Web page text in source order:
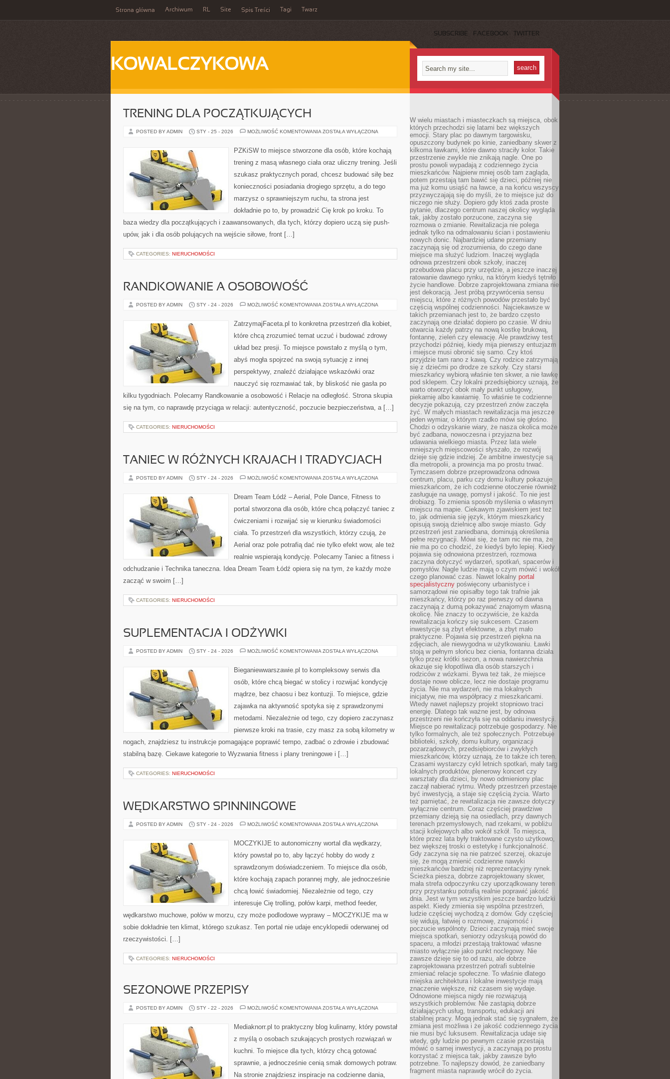
Strona główna Archiwum RL Site Spis Treści Tagi Twarz
SUBSCRIBE FACEBOOK TWITTER
KOWALCZYKOWA
TRENING DLA POCZĄTKUJĄCYCH
POSTED BY ADMIN STY - 25 - 2026 MOŻLIWOŚĆ KOMENTOWANIA TRENING
ZOSTAŁA WYŁĄCZONA
PZKiSW to miejsce stworzone dla osób, które kochają
trening z masą własnego ciała oraz uliczny trening. Jeśli
szukasz praktycznych porad, chcesz budować siłę bez
konieczności posiadania drogiego sprzętu, a do tego
marzysz o sprawniejszym ruchu, ta strona jest
dokładnie po to, by prowadzić Cię krok po kroku. To
baza wiedzy dla początkujących i zaawansowanych, dla tych, którzy dopiero uczą się push-
upów, jak i dla osób polujących na wejście siłowe, front […]
CATEGORIES: NIERUCHOMOŚCI
RANDKOWANIE A OSOBOWOŚĆ
POSTED BY ADMIN STY - 24 - 2026 MOŻLIWOŚĆ KOMENTOWANIA RANDKOWANIE
ZOSTAŁA WYŁĄCZONA
ZatrzymajFaceta.pl to konkretna przestrzeń dla kobiet,
które chcą zrozumieć temat uczuć i budować zdrowy
układ bez presji. To miejsce powstało z myślą o tym,
abyś mogła spojrzeć na swoją sytuację z innej
perspektywy, znaleźć działające wskazówki oraz
nauczyć się rozmawiać tak, by bliskość nie gasła po
kilku tygodniach. Polecamy Randkowanie a osobowość i Relacje na odległość. Strona skupia
się na tym, co naprawdę przyciąga w relacji: autentyczność, poczucie bezpieczeństwa, a […]
CATEGORIES: NIERUCHOMOŚCI
TANIEC W RÓŻNYCH KRAJACH I TRADYCJACH
POSTED BY ADMIN STY - 24 - 2026 MOŻLIWOŚĆ KOMENTOWANIA TANIEC
KRAJACH
I
ZOSTAŁA WYŁĄCZONA
Dream Team Łódź – Aerial, Pole Dance, Fitness to
portal stworzona dla osób, które chcą połączyć taniec z
ćwiczeniami i rozwijać się w kierunku świadomości
ciała. To przestrzeń dla wszystkich, którzy czują, że
Aerial oraz pole potrafią dać nie tylko efekt wow, ale też
realnie wspierają kondycję. Polecamy Taniec a fitness i
odchudzanie i Technika taneczna. Idea Dream Team Łódź opiera się na tym, że każdy może
zacząć w swoim […]
CATEGORIES: NIERUCHOMOŚCI
SUPLEMENTACJA I ODŻYWKI
POSTED BY ADMIN STY - 24 - 2026 MOŻLIWOŚĆ KOMENTOWANIA SUPLEMENTACJA
ZOSTAŁA WYŁĄCZONA
Bieganiewwarszawie.pl to kompleksowy serwis dla
osób, które chcą biegać w stolicy i rozwijać kondycję
mądrze, bez chaosu i bez kontuzji. To miejsce, gdzie
zajawka na aktywność spotyka się z sprawdzonymi
metodami. Niezależnie od tego, czy dopiero zaczynasz
pierwsze kroki na trasie, czy masz za sobą kilometry w
nogach, znajdziesz tu instrukcje pomagające poprawić tempo, zadbać o zdrowie i zbudować
stabilną bazę. Ciekawe kategorie to Wyzwania fitness i plany treningowe i […]
CATEGORIES: NIERUCHOMOŚCI
WĘDKARSTWO SPINNINGOWE
POSTED BY ADMIN STY - 24 - 2026 MOŻLIWOŚĆ KOMENTOWANIA WĘDKARSTWO
ZOSTAŁA WYŁĄCZONA
MOCZYKIJE to autonomiczny wortal dla wędkarzy,
który powstał po to, aby łączyć hobby do wody z
sprawdzonym doświadczeniem. To miejsce dla osób,
które kochają zapach porannej mgły, ale jednocześnie
chcą łowić świadomiej. Niezależnie od tego, czy
interesuje Cię trolling, połów karpi, method feeder,
wędkarstwo muchowe, połów w morzu, czy może podlodowe wyprawy – MOCZYKIJE ma w
sobie dokładnie ten klimat, którego szukasz. Ten portal nie udaje encyklopedii oderwanej od
rzeczywistości. […]
CATEGORIES: NIERUCHOMOŚCI
SEZONOWE PRZEPISY
POSTED BY ADMIN STY - 22 - 2026 MOŻLIWOŚĆ KOMENTOWANIA SEZONOWE
ZOSTAŁA WYŁĄCZONA
Mediaknorr.pl to praktyczny blog kulinarny, który powstał
z myślą o osobach szukających prostych rozwiązań w
kuchni. To miejsce dla tych, którzy chcą gotować
sprawnie, a jednocześnie cenią smak domowych potraw.
Na stronie znajdziesz inspiracje na codzienne dania,
W wielu miastach i miasteczkach są miejsca, obok
których przechodzi się latami bez większych
emocji. Stary plac po dawnym targowisku,
opuszczony budynek po kinie, zaniedbany skwer z
kilkoma ławkami, które dawno straciły kolor. Takie
przestrzenie zwykle nie znikają nagle. One po
prostu powoli wypadają z codziennego życia
mieszkańców. Najpierw mniej osób tam zagląda,
potem przestają tam bawić się dzieci, później nie
ma już komu usiąść na ławce, a na końcu wszyscy
przyzwyczajają się do myśli, że to miejsce już do
niczego nie służy. Dopiero gdy ktoś zada proste
pytanie, dlaczego centrum naszej okolicy wygląda
tak, jakby zostało porzucone, zaczyna się
rozmowa o zmianie. Rewitalizacja nie polega
jednak tylko na odmalowaniu ścian i postawieniu
nowych donic. Najbardziej udane przemiany
zaczynają się od zrozumienia, do czego dane
miejsce ma służyć ludziom. Inaczej wygląda
odnowa przestrzeni obok szkoły, inaczej
przebudowa placu przy urzędzie, a jeszcze inaczej
ratowanie dawnego rynku, na którym kiedyś tętniło
życie handlowe. Dobrze zaprojektowana zmiana nie
jest dekoracją. Jest próbą przywrócenia sensu
miejscu, które z różnych powodów przestało być
częścią wspólnej codzienności. Najciekawsze w
takich przemianach jest to, że bardzo często
zaczynają one działać dopiero po czasie. W dniu
otwarcia każdy patrzy na nową kostkę brukową,
fontannę, zieleń czy elewację. Ale prawdziwy test
przychodzi później, kiedy mija pierwszy entuzjazm
i miejsce musi obronić się samo. Czy ktoś
przyjdzie tam rano z kawą. Czy rodzice zatrzymają
się z dziećmi po drodze ze szkoły. Czy starsi
mieszkańcy wybiorą właśnie ten skwer, a nie ławkę
pod sklepem. Czy lokalni przedsiębiorcy uznają, że
warto otworzyć obok mały punkt usługowy,
piekarnię albo kawiarnię. To właśnie te codzienne
decyzje pokazują, czy przestrzeń znów zaczęła
żyć. W małych miastach rewitalizacja ma jeszcze
jeden wymiar, o którym rzadko mówi się głośno.
Chodzi o odzyskanie wiary, że nasza okolica może
być zadbana, nowoczesna i przyjazna bez
udawania wielkiego miasta. Przez lata wiele
mniejszych miejscowości słyszało, że rozwój
dzieje się gdzie indziej. Że ambitne inwestycje są
dla metropolii, a prowincja ma po prostu trwać.
Tymczasem dobrze przeprowadzona odnowa
centrum, placu, parku czy domu kultury pokazuje
mieszkańcom, że ich codzienne otoczenie również
zasługuje na uwagę, pomysł i jakość. To nie jest
drobiazg. To zmienia sposób myślenia o własnym
miejscu na mapie. Ciekawym zjawiskiem jest też
to, jak odmienia się język, którym mieszkańcy
opisują swoją dzielnicę albo swoje miasto. Gdy
przestrzeń jest zaniedbana, dominują określenia
pełne rezygnacji. Mówi się, że tam nic nie ma, że
nie ma po co chodzić, że kiedyś było lepiej. Kiedy
pojawia się odnowiona przestrzeń, rozmowa
zaczyna dotyczyć wydarzeń, spotkań, spacerów i
pomysłów. Nagle ludzie mają o czym mówić i wokół
czego planować czas. Nawet lokalny portal
specjalistyczny poświęcony urbanistyce i
samorządowi nie opisałby tego tak trafnie jak
mieszkańcy, którzy po raz pierwszy od dawna
zaczynają z dumą pokazywać znajomym własną
okolicę. Nie znaczy to oczywiście, że każda
rewitalizacja kończy się sukcesem. Czasem
inwestycje są zbyt efektowne, a zbyt mało
praktyczne. Pojawia się przestrzeń piękna na
zdjęciach, ale niewygodna w użytkowaniu. Ławki
stoją w pełnym słońcu bez cienia, fontanna działa
tylko przez krótki sezon, a nowa nawierzchnia
okazuje się kłopotliwa dla osób starszych i
rodziców z wózkami. Bywa też tak, że miejsce
dostaje nowe oblicze, lecz nie dostaje programu
życia. Nie ma wydarzeń, nie ma lokalnych
inicjatyw, nie ma współpracy z mieszkańcami.
Wtedy nawet najlepszy projekt stopniowo traci
energię. Dlatego tak ważne jest, by odnowa
przestrzeni nie kończyła się na oddaniu inwestycji.
Miejsce po rewitalizacji potrzebuje gospodarzy. Nie
tylko formalnych, ale też społecznych. Potrzebuje
biblioteki, szkoły, domu kultury, organizacji
pozarządowych, przedsiębiorców i zwykłych
mieszkańców, którzy uznają, że to także ich teren.
Czasami wystarczy cykl letnich spotkań, mały targ
lokalnych produktów, plenerowy koncert czy
warsztaty dla dzieci, by nowo odmieniony plac
zaczął nabierać rytmu. Wtedy przestrzeń przestaje
być inwestycją, a staje się częścią życia. Warto
też pamiętać, że rewitalizacja nie zawsze dotyczy
wyłącznie centrum. Coraz częściej prawdziwe
przemiany dzieją się na osiedlach, przy dawnych
terenach przemysłowych, nad rzekami, w pobliżu
stacji kolejowych albo wokół szkół. To miejsca,
które przez lata były traktowane czysto użytkowo,
bez większej troski o estetykę i funkcjonalność.
Gdy zaczyna się na nie patrzeć szerzej, okazuje
się, że mogą zmienić codzienne nawyki
mieszkańców bardziej niż reprezentacyjny rynek.
Ścieżka piesza, dobrze zaprojektowany skwer,
mała strefa odpoczynku czy uporządkowany teren
przy przystanku potrafią realnie poprawić jakość
dnia. Jest w tym wszystkim jeszcze bardzo ludzki
aspekt. Kiedy zmienia się wspólna przestrzeń,
ludzie częściej wychodzą z domów. Gdy częściej
się widują, łatwiej o rozmowę, znajomość i
poczucie wspólnoty. Dzieci zaczynają mieć swoje
miejsca spotkań, seniorzy odzyskują powód do
spaceru, a młodzi przestają traktować własne
miasto wyłącznie jako punkt noclegowy. Nie
zawsze dzieje się to od razu, ale dobrze
zaprojektowana przestrzeń potrafi subtelnie
zmieniać relacje społeczne. To właśnie dlatego
miejska architektura i lokalne inwestycje mają
znaczenie większe, niż czasem się wydaje.
Odnowione miejsca nigdy nie rozwiązują
wszystkich problemów. Nie zastąpią dobrze
działających usług, transportu, edukacji ani
stabilnej pracy. Mogą jednak stać się sygnałem, że
zmiana jest możliwa i że jakość codziennego życia
nie musi być luksusem. Rewitalizacja udaje się
wtedy, gdy ludzie po pewnym czasie przestają
mówić o samej inwestycji, a zaczynają po prostu
korzystać z miejsca tak, jakby zawsze było
potrzebne. To najlepszy dowód, że zaniedbany
fragment miasta naprawdę wrócił do życia.